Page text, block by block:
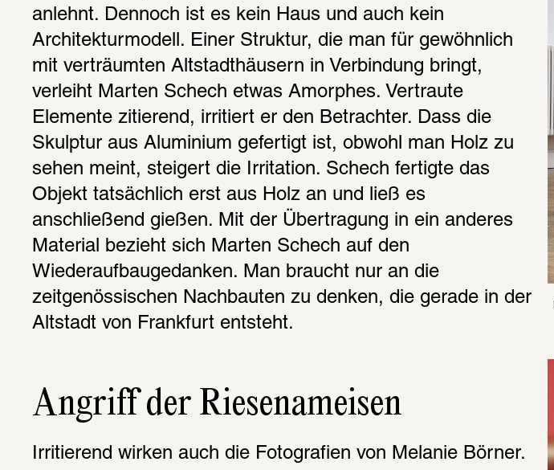
anlehnt. Dennoch ist es kein Haus und auch kein
Architekturmodell. Einer Struktur, die man für gewöhnlich
mit verträumten Altstadthäusern in Verbindung bringt,
verleiht Marten Schech etwas Amorphes. Vertraute
Elemente zitierend, irritiert er den Betrachter. Dass die
Skulptur aus Aluminium gefertigt ist, obwohl man Holz zu
sehen meint, steigert die Irritation. Schech fertigte das
Objekt tatsächlich erst aus Holz an und ließ es
anschließend gießen. Mit der Übertragung in ein anderes
Material bezieht sich Marten Schech auf den
Wiederaufbaugedanken. Man braucht nur an die
zeitgenössischen Nachbauten zu denken, die gerade in der
Altstadt von Frankfurt entsteht.
Angriff der Riesenameisen
Irritierend wirken auch die Fotografien von Melanie Börner.